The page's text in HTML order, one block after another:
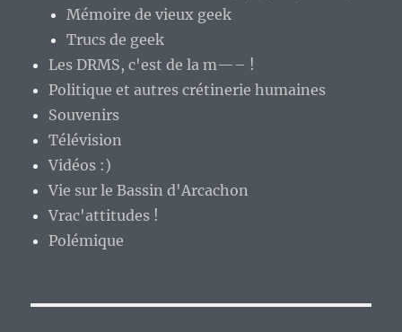
Mémoire de vieux geek
Trucs de geek
Les DRMS, c'est de la m—– !
Politique et autres crétinerie humaines
Souvenirs
Télévision
Vidéos :)
Vie sur le Bassin d'Arcachon
Vrac'attitudes !
Polémique